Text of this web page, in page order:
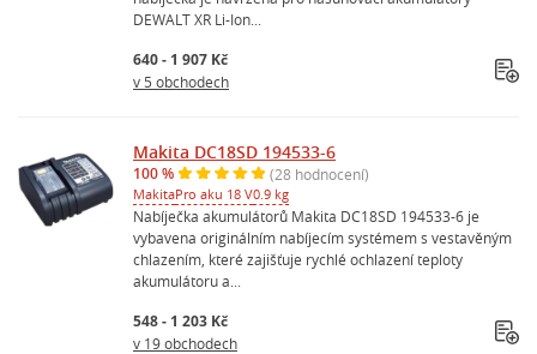
DEWALT XR Li-Ion...
640 - 1 907 Kč
v 5 obchodech
Makita DC18SD 194533-6
100 % (28 hodnocení)
MakitaPro aku 18 V0.9 kg
Nabíječka akumulátorů Makita DC18SD 194533-6 je
vybavena originálním nabíjecím systémem s vestavěným
chlazením, které zajišťuje rychlé ochlazení teploty
akumulátoru a...
548 - 1 203 Kč
v 19 obchodech